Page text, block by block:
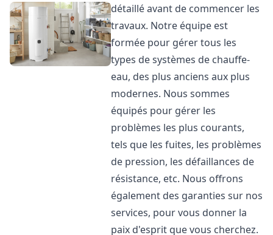
détaillé avant de commencer les
travaux. Notre équipe est
formée pour gérer tous les
types de systèmes de chauffe-
eau, des plus anciens aux plus
modernes. Nous sommes
équipés pour gérer les
problèmes les plus courants,
tels que les fuites, les problèmes
de pression, les défaillances de
résistance, etc. Nous offrons
également des garanties sur nos
services, pour vous donner la
paix d'esprit que vous cherchez.